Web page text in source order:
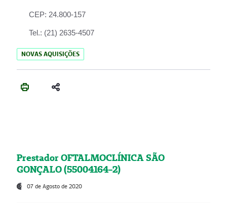
CEP: 24.800-157
Tel.: (21) 2635-4507
NOVAS AQUISIÇÕES
Prestador OFTALMOCLÍNICA SÃO
GONÇALO (55004164-2)
07 de Agosto de 2020